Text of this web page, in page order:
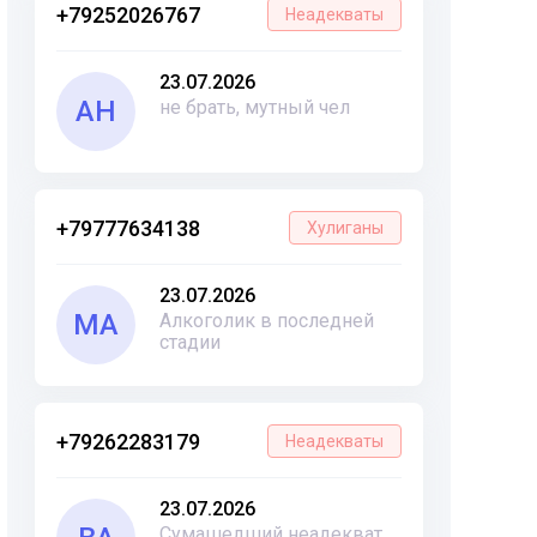
+79252026767 Неадекваты
АН
23.07.2026
не брать, мутный чел
+79777634138 Хулиганы
МА
23.07.2026
Алкоголик в последней
стадии
+79262283179 Неадекваты
23.07.2026